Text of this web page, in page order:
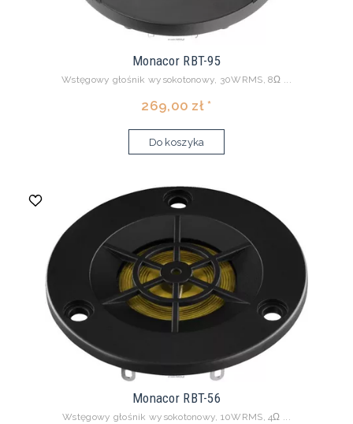
Monacor RBT-95
Wstęgowy głośnik wysokotonowy, 30WRMS, 8Ω ...
269,00 zł *
Do koszyka
Monacor RBT-56
Wstęgowy głośnik wysokotonowy, 10WRMS, 4Ω ...